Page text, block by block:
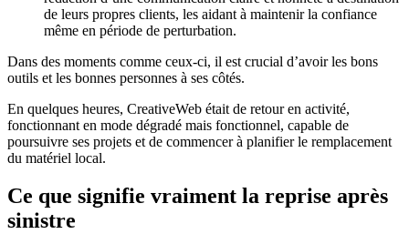
de leurs propres clients, les aidant à maintenir la confiance
même en période de perturbation.
Dans des moments comme ceux-ci, il est crucial d’avoir les bons
outils et les bonnes personnes à ses côtés.
En quelques heures, CreativeWeb était de retour en activité,
fonctionnant en mode dégradé mais fonctionnel, capable de
poursuivre ses projets et de commencer à planifier le remplacement
du matériel local.
Ce que signifie vraiment la reprise après
sinistre